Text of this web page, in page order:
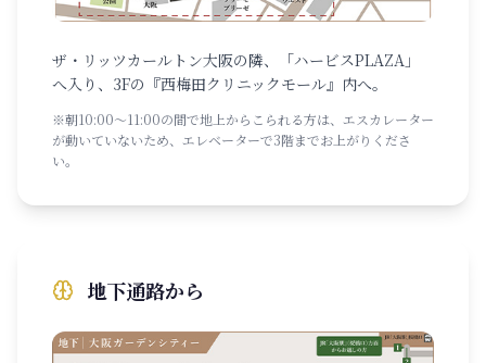
ザ・リッツカールトン大阪の隣、「ハービスPLAZA」
へ入り、3Fの『西梅田クリニックモール』内へ。
※朝10:00〜11:00の間で地上からこられる方は、エスカレーター
が動いていないため、エレベーターで3階までお上がりくださ
い。
地下通路から